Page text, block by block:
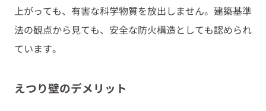
上がっても、有害な科学物質を放出しません。建築基準
法の観点から見ても、安全な防火構造としても認められ
ています。
えつり壁のデメリット